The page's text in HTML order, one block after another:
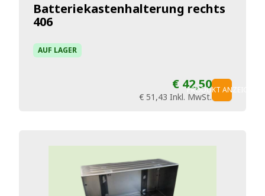
Batteriekastenhalterung rechts
406
AUF LAGER
€ 42,50
€ 51,43 Inkl. MwSt.
PRODUKT ANZEIGEN